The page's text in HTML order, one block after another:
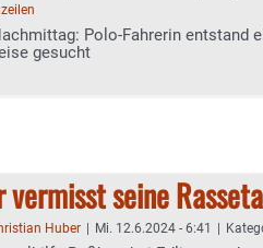
Polo-Fahrerin entstand
gesucht
vermisst seine
Huber Mi. 12.6.2024 - 6:41